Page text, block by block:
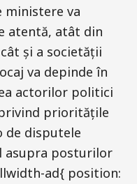
ministere va
atentă, atât din
și a societății
va depinde în
actorilor politici
prioritățile
de disputele
asupra posturilor
ad{ position: